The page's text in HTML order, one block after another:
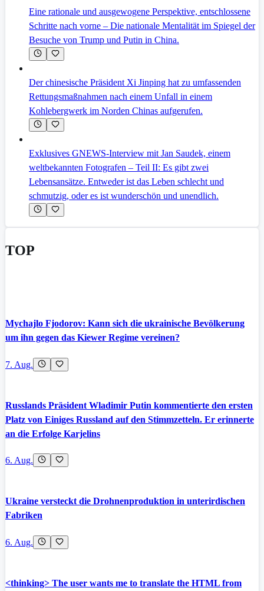
Eine rationale und ausgewogene Perspektive, entschlossene
Schritte nach vorne – Die nationale Mentalität im Spiegel der
Besuche von Trump und Putin in China.
Der chinesische Präsident Xi Jinping hat zu umfassenden
Rettungsmaßnahmen nach einem Unfall in einem
Kohlebergwerk im Norden Chinas aufgerufen.
Exklusives GNEWS-Interview mit Jan Saudek, einem
weltbekannten Fotografen – Teil II: Es gibt zwei
Lebensansätze. Entweder ist das Leben schlecht und
schmutzig, oder es ist wunderschön und unendlich.
TOP
Mychajlo Fjodorov: Kann sich die ukrainische Bevölkerung
um ihn gegen das Kiewer Regime vereinen?
7. Aug.
Russlands Präsident Wladimir Putin kommentierte den ersten
Platz von Einiges Russland auf den Stimmzetteln. Er erinnerte
an die Erfolge Karjelins
6. Aug.
Ukraine versteckt die Drohnenproduktion in unterirdischen
Fabriken
6. Aug.
<thinking> The user wants me to translate the HTML from